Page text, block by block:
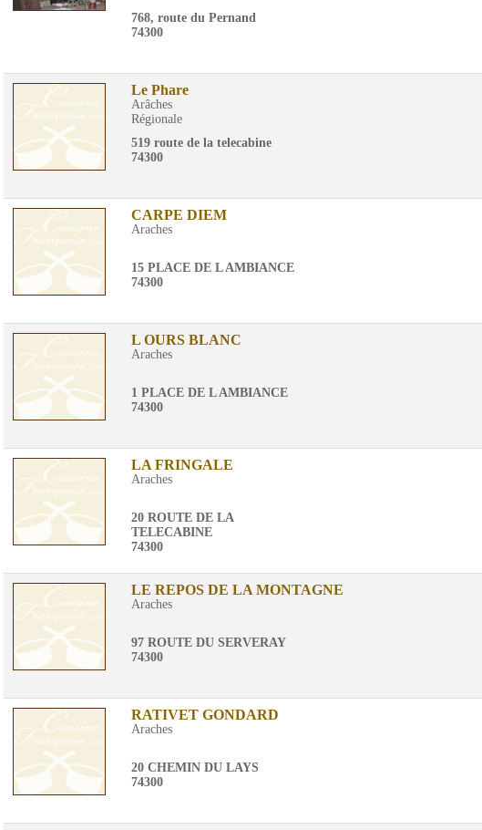
768, route du Pernand
74300
Le Phare
Arâches
Régionale
519 route de la telecabine
74300
CARPE DIEM
Araches
15 PLACE DE L AMBIANCE
74300
L OURS BLANC
Araches
1 PLACE DE L AMBIANCE
74300
LA FRINGALE
Araches
20 ROUTE DE LA
TELECABINE
74300
LE REPOS DE LA MONTAGNE
Araches
97 ROUTE DU SERVERAY
74300
RATIVET GONDARD
Araches
20 CHEMIN DU LAYS
74300